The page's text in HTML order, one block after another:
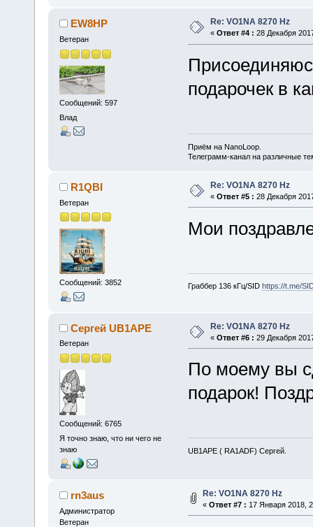
EW8HP
Ветеран
Сообщений: 597
Влад
Re: VO1NA 8270 Hz
« Ответ #4 : 28 Декабря
подарочек в
Приём на NanoLoop.
Телеграмм-канал на различные
R1QBI
Ветеран
Сообщений: 3852
Re: VO1NA 8270 Hz
« Ответ #5 : 28 Декабря
Мои
Граббер 136 кГц/SID https://t.me/
Сергей UB1APE
Ветеран
Сообщений: 6765
Я точно знаю, что ни чего не
знаю
Re: VO1NA 8270 Hz
« Ответ #6 : 29 Декабря
По моему вы
подарок!
UB1APE ( RA1ADF) Сергей.
rn3aus
Администратор
Ветеран
Re: VO1NA 8270 Hz
« Ответ #7 : 17 Января 2018,